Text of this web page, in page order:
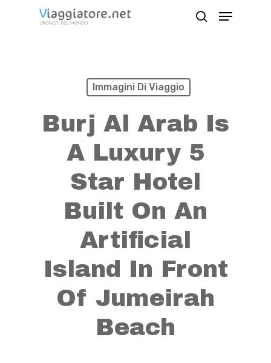
Menu
Immagini Di Viaggio
Burj Al Arab Is
A Luxury 5
Star Hotel
Built On An
Artificial
Island In Front
Of Jumeirah
Beach